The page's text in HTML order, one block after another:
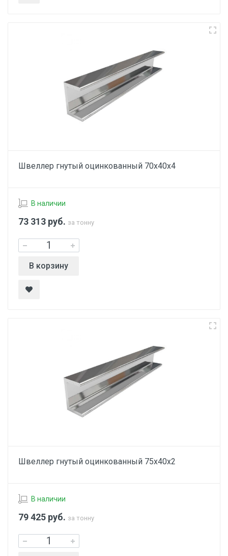
Швеллер гнутый оцинкованный 70х40х4
В наличии
73 313 руб. за тонну
В корзину
Швеллер гнутый оцинкованный 75х40х2
В наличии
79 425 руб. за тонну